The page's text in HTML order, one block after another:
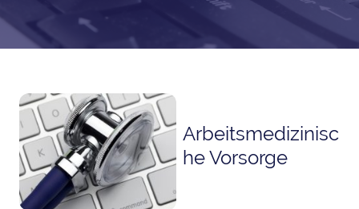
Arbeitsmedizinisc
he Vorsorge